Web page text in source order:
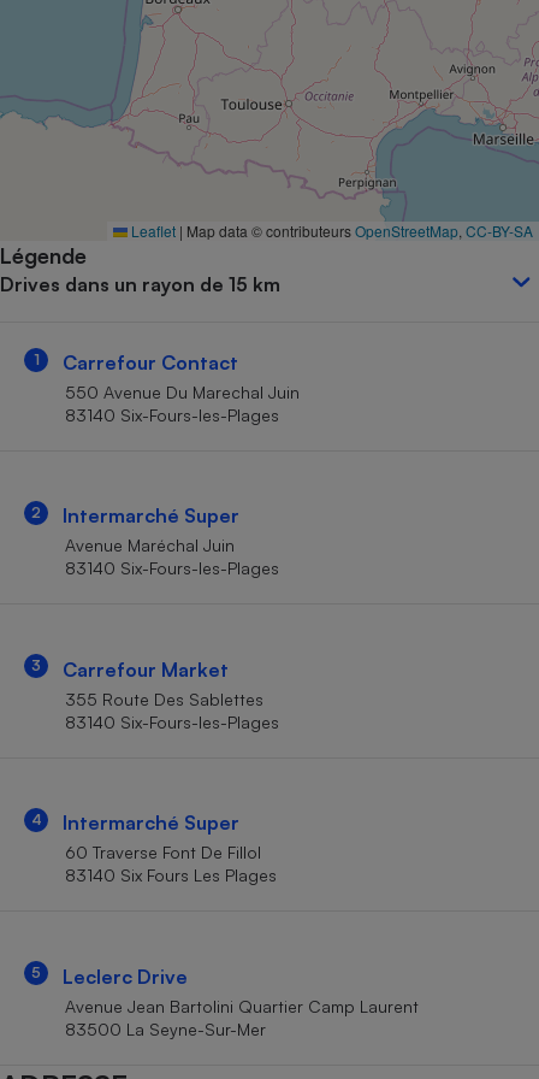
Leaflet | Map data © contributeursOpenStreetMap CC-BY-SA
Légende
Drives dans un rayon de 15 km
1 Carrefour Contact
550 Avenue Du Marechal Juin
83140 Six-Fours-les-Plages
2 Intermarché Super
Avenue Maréchal Juin
83140 Six-Fours-les-Plages
3 Carrefour Market
355 Route Des Sablettes
83140 Six-Fours-les-Plages
4 Intermarché Super
60 Traverse Font De Fillol
83140 Six Fours Les Plages
5 Leclerc Drive
Avenue Jean Bartolini Quartier Camp Laurent
83500 La Seyne-Sur-Mer
Complément
alimentaire
Assurance emprunteur
Banque
Petit électroménager -
Matelas
Mutuelle